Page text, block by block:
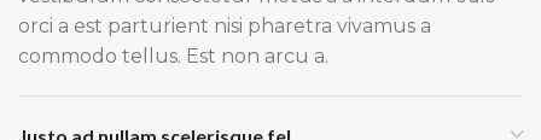
orci a est parturient nisi pharetra vivamus a
commodo tellus. Est non arcu a.